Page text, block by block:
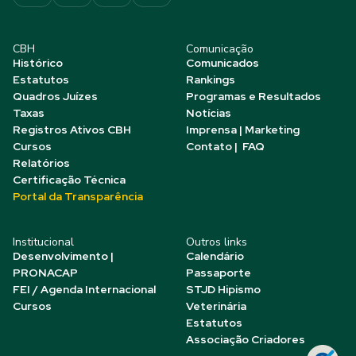
CBH
Histórico
Estatutos
Quadros Juízes
Taxas
Registros Ativos CBH
Cursos
Relatórios
Certificação Técnica
Portal da Transparência
Comunicação
Comunicados
Rankings
Programas e Resultados
Notícias
Imprensa | Marketing
Contato | FAQ
Institucional
Desenvolvimento |
PRONACAP
FEI / Agenda Internacional
Cursos
Outros links
Calendário
Passaporte
STJD Hipismo
Veterinária
Estatutos
Associação Criadores